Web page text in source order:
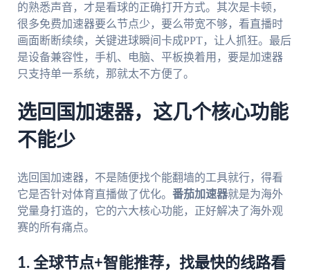
的熟悉声音，才是看球的正确打开方式。其次是卡顿，
很多免费加速器要么节点少，要么带宽不够，看直播时
画面断断续续，关键进球瞬间卡成PPT，让人抓狂。最后
是设备兼容性，手机、电脑、平板换着用，要是加速器
只支持单一系统，那就太不方便了。
选回国加速器，这几个核心功能
不能少
选回国加速器，不是随便找个能翻墙的工具就行，得看
它是否针对体育直播做了优化。 番茄加速器就是为海外
党量身打造的，它的六大核心功能，正好解决了海外观
赛的所有痛点。
1. 全球节点+智能推荐，找最快的线路看